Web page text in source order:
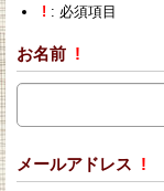
! : 必須項目
お名前 !
メールアドレス !